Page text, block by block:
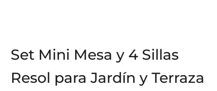
Set Mini Mesa y 4 Sillas
Resol para Jardín y Terraza